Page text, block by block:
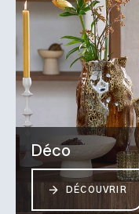
Déco
DÉCOUVRIR